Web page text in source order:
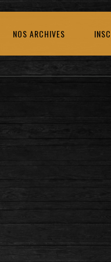
NOS ARCHIVES